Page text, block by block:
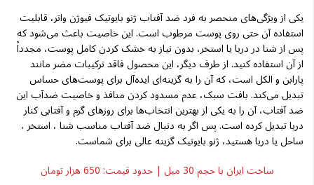
یکی از ویژگی‌های منحصر به فرد ضد آفتاب ژنو بایوتیک فیوژن واتر، قابلیت
استفاده آن حتی روی پوست مرطوب است. این خاصیت باعث می‌شود که
پس از شنا در دریا یا استخر، بدون نیاز به خشک کردن کامل پوست، مجدداً
از آن استفاده کنید. از طرف دیگر، این محصول فاقد ترکیبات مضر مانند
پارابن و الکل است، که آن را به گزینه‌ای ایده‌آل برای پوست‌های حساس
تبدیل می‌کند. بافت سبک، عدم مسدود کردن منافذ و خاصیت ضدآب این
ضد آفتاب، آن را به یکی از بهترین انتخاب‌ها برای روزهای گرم و آفتابی کنار
دریا تبدیل کرده است. پس اگر به دنبال ضد آفتاب مناسب شنا ، استخر ،
ساحل یا دریا هستید، ژنو بایوتیک گزینه عالی برای شماست.
ساخت ایران با حجم 30 میل | حدود قیمت: 650 هزار تومان